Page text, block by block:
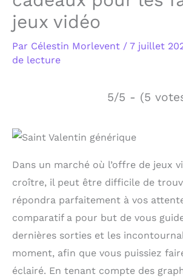
jeux vidéo
Par Célestin Morlevent / 7 juillet
de lecture
5/5 - (5
Dans un marché où l’offre de jeux
croître, il peut être difficile de
répondra parfaitement à vos
comparatif a pour but de vous
dernières sorties et les
moment, afin que vous puissiez
éclairé. En tenant compte des